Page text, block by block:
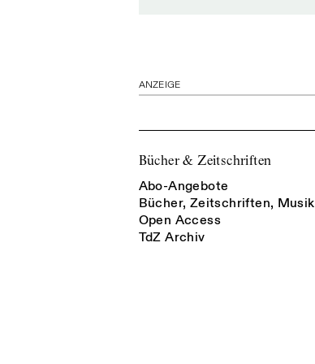
ANZEIGE
Bücher & Zeitschriften
Abo-Angebote
Bücher, Zeitschriften, Musik
Open Access
TdZ Archiv